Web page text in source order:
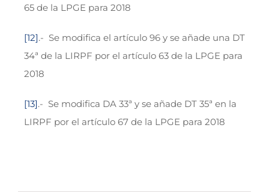
65 de la LPGE para 2018
[12].- Se modifica el artículo 96 y se añade una DT
34ª de la LIRPF por el artículo 63 de la LPGE para
2018
[13].- Se modifica DA 33ª y se añade DT 35ª en la
LIRPF por el artículo 67 de la LPGE para 2018